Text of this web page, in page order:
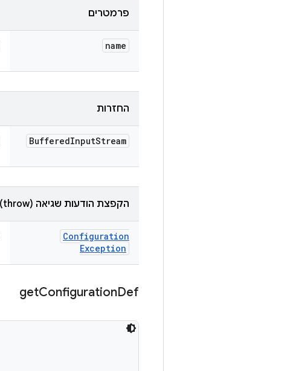
פרמטרים
name
החזרות
BufferedInputStream
הקפצת הודעות שגיאה (throw)
Configuration
Exception
getConfigurationDef